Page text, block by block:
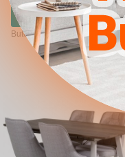
Ugrás a
boltba
Butor1.hu